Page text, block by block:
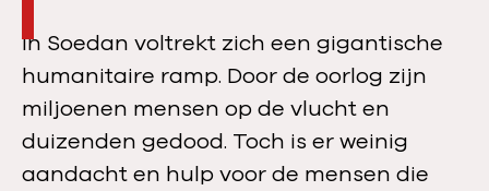
a
g
In Soedan voltrekt zich een gigantische
humanitaire ramp. Door de oorlog zijn
miljoenen mensen op de vlucht en
duizenden gedood. Toch is er weinig
aandacht en hulp voor de mensen die